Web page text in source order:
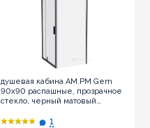
душевая кабина AM.PM Gem
90x90 распашные, прозрачное
стекло, черный матовый
1